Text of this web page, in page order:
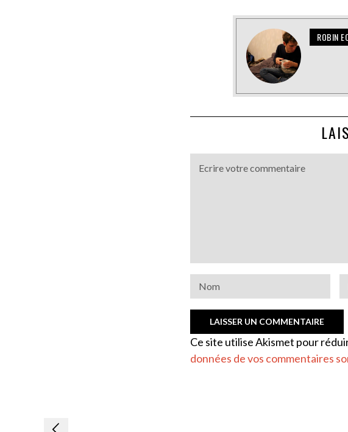
ROBIN
Ce site utilise Akismet pour
données de vos commentaires